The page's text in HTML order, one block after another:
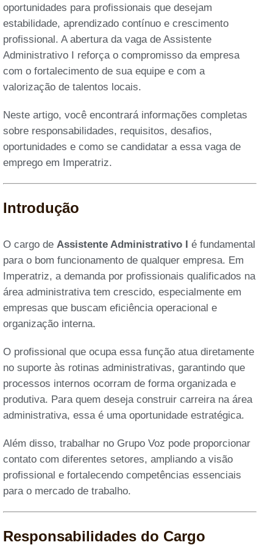
oportunidades para profissionais que desejam
estabilidade, aprendizado contínuo e crescimento
profissional. A abertura da vaga de Assistente
Administrativo I reforça o compromisso da empresa
com o fortalecimento de sua equipe e com a
valorização de talentos locais.
Neste artigo, você encontrará informações completas
sobre responsabilidades, requisitos, desafios,
oportunidades e como se candidatar a essa vaga de
emprego em Imperatriz.
Introdução
O cargo de Assistente Administrativo I é fundamental
para o bom funcionamento de qualquer empresa. Em
Imperatriz, a demanda por profissionais qualificados na
área administrativa tem crescido, especialmente em
empresas que buscam eficiência operacional e
organização interna.
O profissional que ocupa essa função atua diretamente
no suporte às rotinas administrativas, garantindo que
processos internos ocorram de forma organizada e
produtiva. Para quem deseja construir carreira na área
administrativa, essa é uma oportunidade estratégica.
Além disso, trabalhar no Grupo Voz pode proporcionar
contato com diferentes setores, ampliando a visão
profissional e fortalecendo competências essenciais
para o mercado de trabalho.
Responsabilidades do Cargo